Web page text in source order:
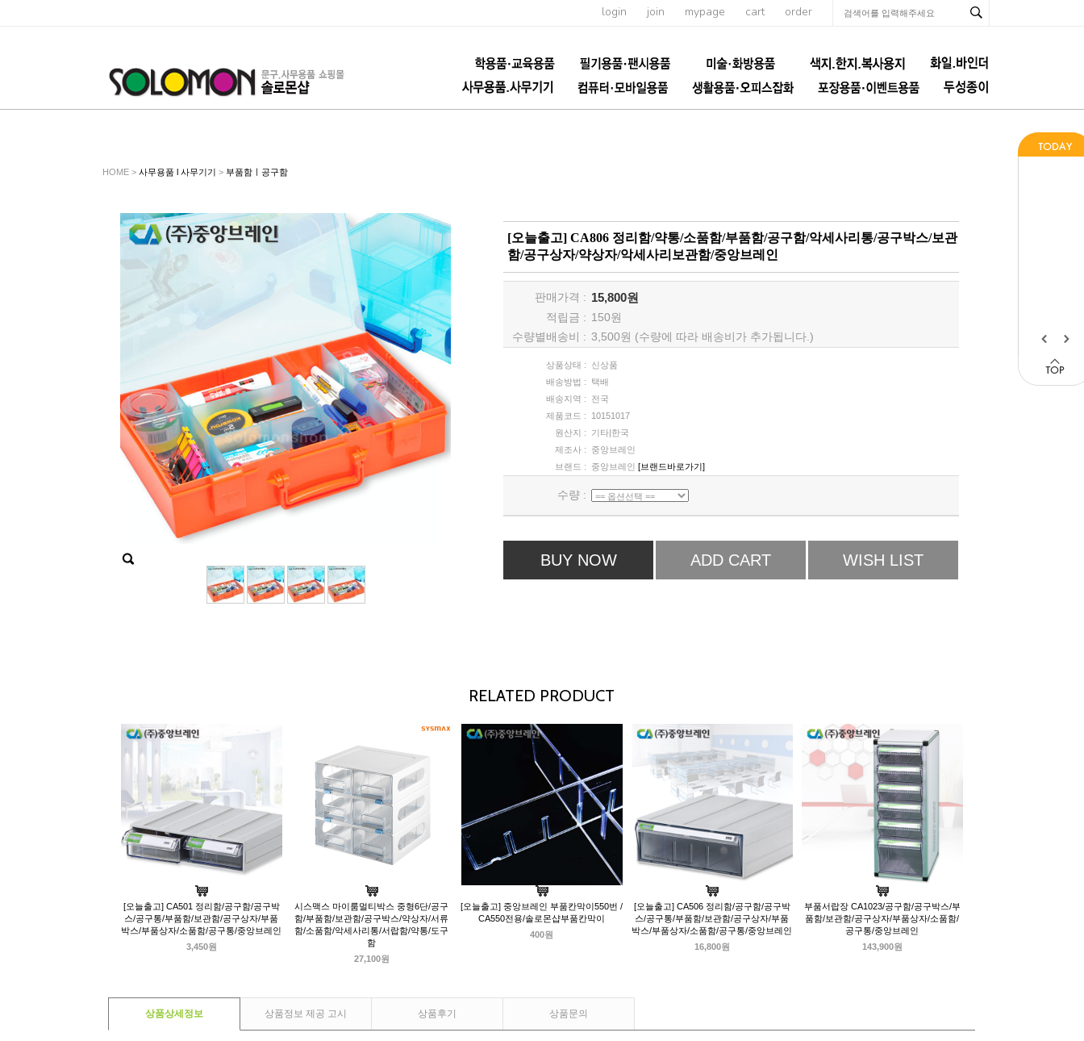
login join mypage cart order
HOME > 사무용품 l 사무기기 > 부품함ㅣ공구함
[오늘출고] CA806 정리함/약통/소품함/부품함/공구함/악세사리통/공구박스/보관
함/공구상자/약상자/악세사리보관함/중앙브레인
판매가격 : 15,800원
적립금 : 150원
수량별배송비 : 3,500원 (수량에 따라 배송비가 추가됩니다.)
상품상태 :
신상품
배송방법 :
택배
배송지역 :
전국
제품코드 :
10151017
원산지 :
기타|한국
제조사 :
중앙브레인
브랜드 :
중앙브레인 [브랜드바로가기]
수량 :
BUY NOW ADD CART WISH LIST
RELATED PRODUCT
[오늘출고] CA501 정리함/공구함/공구박
스/공구통/부품함/보관함/공구상자/부품
박스/부품상자/소품함/공구통/중앙브레인
3,450원
시스맥스 마이룸멀티박스 중형6단/공구
함/부품함/보관함/공구박스/약상자/서류
함/소품함/악세사리통/서랍함/약통/도구
함
27,100원
[오늘출고] 중앙브레인 부품칸막이550번 /
CA550전용/솔로몬샵부품칸막이
400원
[오늘출고] CA506 정리함/공구함/공구박
스/공구통/부품함/보관함/공구상자/부품
박스/부품상자/소품함/공구통/중앙브레인
16,800원
부품서랍장 CA1023/공구함/공구박스/부
품함/보관함/공구상자/부품상자/소품함/
공구통/중앙브레인
143,900원
상품상세정보 상품정보 제공 고시 상품후기 상품문의